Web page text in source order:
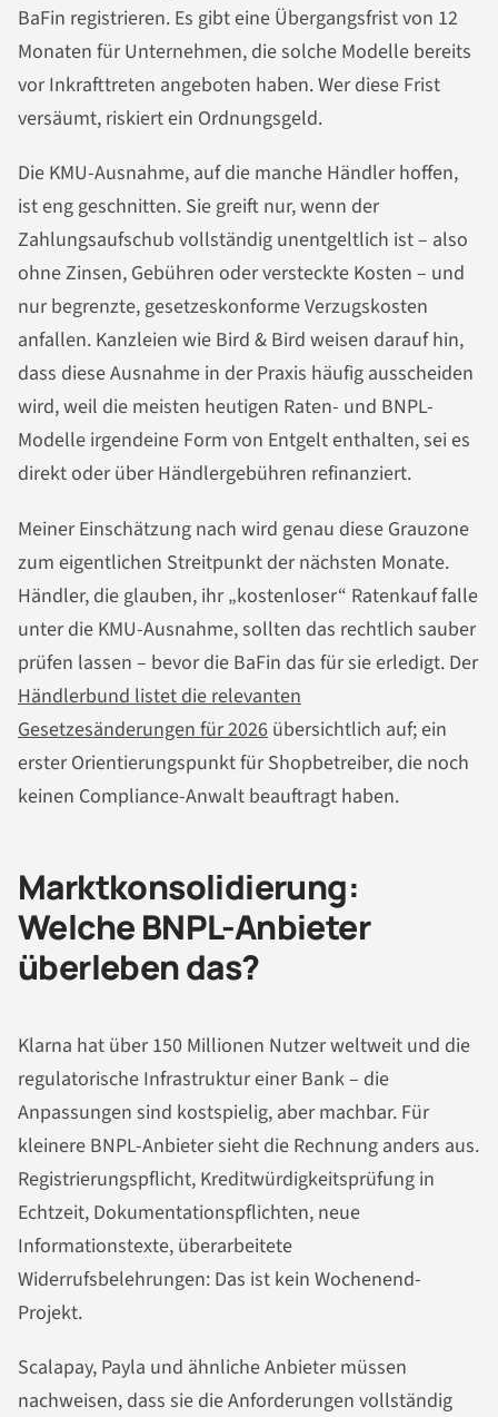
BaFin registrieren. Es gibt eine Übergangsfrist von 12
Monaten für Unternehmen, die solche Modelle bereits
vor Inkrafttreten angeboten haben. Wer diese Frist
versäumt, riskiert ein Ordnungsgeld.
Die KMU-Ausnahme, auf die manche Händler hoffen,
ist eng geschnitten. Sie greift nur, wenn der
Zahlungsaufschub vollständig unentgeltlich ist – also
ohne Zinsen, Gebühren oder versteckte Kosten – und
nur begrenzte, gesetzeskonforme Verzugskosten
anfallen. Kanzleien wie Bird & Bird weisen darauf hin,
dass diese Ausnahme in der Praxis häufig ausscheiden
wird, weil die meisten heutigen Raten- und BNPL-
Modelle irgendeine Form von Entgelt enthalten, sei es
direkt oder über Händlergebühren refinanziert.
Meiner Einschätzung nach wird genau diese Grauzone
zum eigentlichen Streitpunkt der nächsten Monate.
Händler, die glauben, ihr „kostenloser“ Ratenkauf falle
unter die KMU-Ausnahme, sollten das rechtlich sauber
prüfen lassen – bevor die BaFin das für sie erledigt. Der
Händlerbund listet die relevanten
Gesetzesänderungen für 2026 übersichtlich auf; ein
erster Orientierungspunkt für Shopbetreiber, die noch
keinen Compliance-Anwalt beauftragt haben.
Marktkonsolidierung:
Welche BNPL-Anbieter
überleben das?
Klarna hat über 150 Millionen Nutzer weltweit und die
regulatorische Infrastruktur einer Bank – die
Anpassungen sind kostspielig, aber machbar. Für
kleinere BNPL-Anbieter sieht die Rechnung anders aus.
Registrierungspflicht, Kreditwürdigkeitsprüfung in
Echtzeit, Dokumentationspflichten, neue
Informationstexte, überarbeitete
Widerrufsbelehrungen: Das ist kein Wochenend-
Projekt.
Scalapay, Payla und ähnliche Anbieter müssen
nachweisen, dass sie die Anforderungen vollständig